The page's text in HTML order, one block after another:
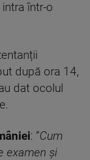
într-o
după ora 14,
dat ocolul
: ”Cum
examen și